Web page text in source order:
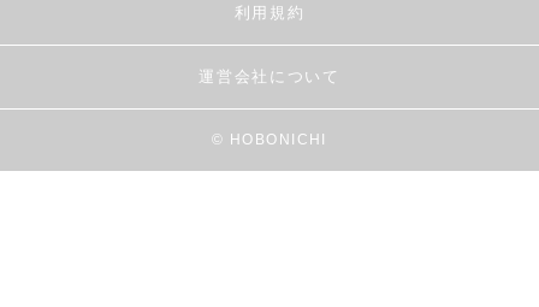
利用規約
運営会社について
© HOBONICHI